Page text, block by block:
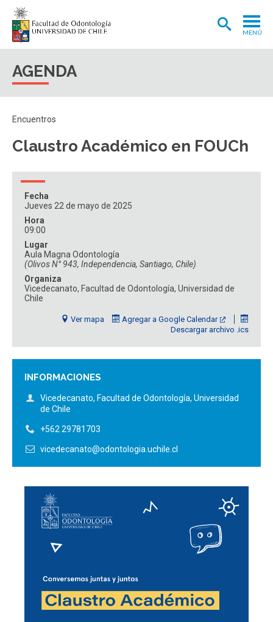
MENÚ
CLÍNICA ODONTOLÓGICA
FACULTAD
ESTUDIANTES
FUNCIONARIOS
AGENDA
Encuentros
Claustro Académico en FOUCh
INFORMACIONES
Vicedecanato, Facultad de Odontología, Universidad
de Chile
+562 29781703
vicedecanato@odontologia.uchile.cl
Fecha
Jueves 22 de mayo de 2025
Hora
09:00
Lugar
Aula Magna Odontología
(Olivos N° 943, Independencia, Santiago, Chile)
Organiza
Vicedecanato, Facultad de Odontología, Universidad de
Chile
Ver mapa
Agregar a Google Calendar
Descargar archivo .ics